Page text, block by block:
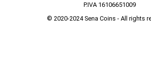
P.IVA 16106651009
© 2020-2024 Sena Coins - All rights